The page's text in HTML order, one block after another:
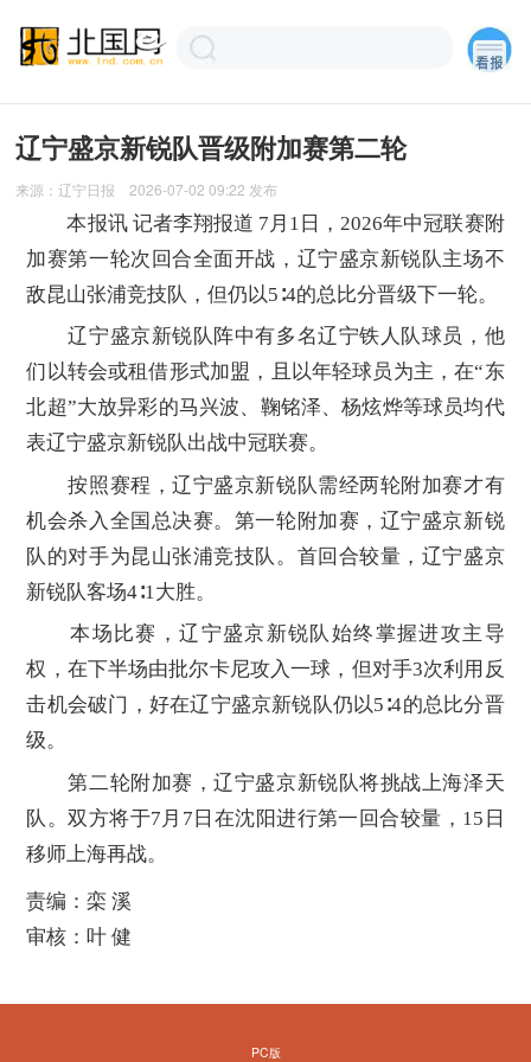
辽宁盛京新锐队晋级附加赛第二轮
来源：辽宁日报 2026-07-02 09:22 发布
本报讯 记者李翔报道 7月1日，2026年中冠联赛附
加赛第一轮次回合全面开战，辽宁盛京新锐队主场不
敌昆山张浦竞技队，但仍以5∶4的总比分晋级下一轮。
辽宁盛京新锐队阵中有多名辽宁铁人队球员，他
们以转会或租借形式加盟，且以年轻球员为主，在“东
北超”大放异彩的马兴波、鞠铭泽、杨炫烨等球员均代
表辽宁盛京新锐队出战中冠联赛。
按照赛程，辽宁盛京新锐队需经两轮附加赛才有
机会杀入全国总决赛。第一轮附加赛，辽宁盛京新锐
队的对手为昆山张浦竞技队。首回合较量，辽宁盛京
新锐队客场4∶1大胜。
本场比赛，辽宁盛京新锐队始终掌握进攻主导
权，在下半场由批尔卡尼攻入一球，但对手3次利用反
击机会破门，好在辽宁盛京新锐队仍以5∶4的总比分晋
级。
第二轮附加赛，辽宁盛京新锐队将挑战上海泽天
队。双方将于7月7日在沈阳进行第一回合较量，15日
移师上海再战。
责编：栾 溪
审核：叶 健
PC版